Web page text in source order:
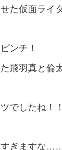
た仮面ライ
ンチ！
飛羽真と倫
でしたね！
すぎますな